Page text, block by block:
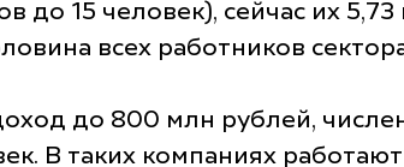
до 15 человек), сейчас их
всех работников
до 800 млн рублей,
В таких компаниях